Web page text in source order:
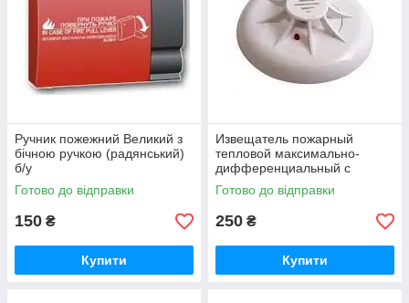
Ручник пожежний Великий з
бічною ручкою (радянський)
б/у
Готово до відправки
150 ₴
Купити
Извещатель пожарный
тепловой максимально-
дифференциальный с
индикацией дежурного
режима ТПТ-4
Готово до відправки
250 ₴
Купити